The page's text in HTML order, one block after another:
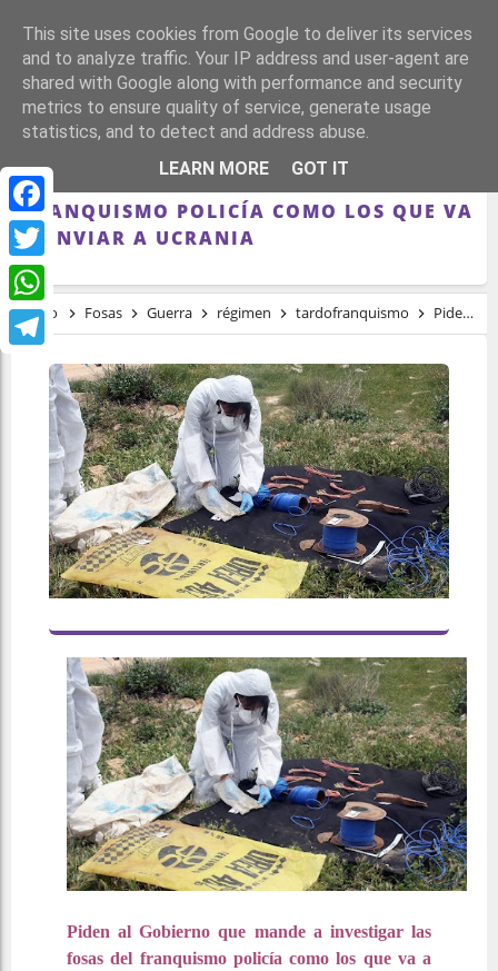
Facebook
Twitter
WhatsApp
Telegram
PIDEN AL GOBIERNO QUE MANDE A
INVESTIGAR LAS FOSAS DEL
FRANQUISMO POLICÍA COMO LOS QUE VA
A ENVIAR A UCRANIA
Inicio Fosas Guerra régimen tardofranquismo Piden al Gobierno que mande a investigar las fosas del franquismo policía como los que va a enviar a Ucrania
Piden al Gobierno que mande a investigar las
fosas del franquismo policía como los que va a
This site uses cookies from Google to deliver its services
and to analyze traffic. Your IP address and user-agent are
shared with Google along with performance and security
metrics to ensure quality of service, generate usage
statistics, and to detect and address abuse.
LEARN MORE
GOT IT